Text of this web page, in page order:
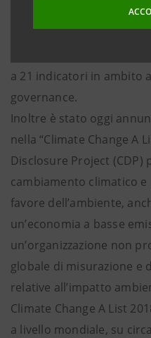
da Corporate Knights, la
in sostenibilità. Intesa
a 21 indicatori in ambito
governance.
Inoltre è stato oggi
nella “Climate Change A
Disclosure Project (CDP)
cambiamento climatico
favore dell’ambiente,
un’economia a basse
un’organizzazione non
globale di misurazione e
relative all’impatto
Climate Change A List
a livello mondiale, su